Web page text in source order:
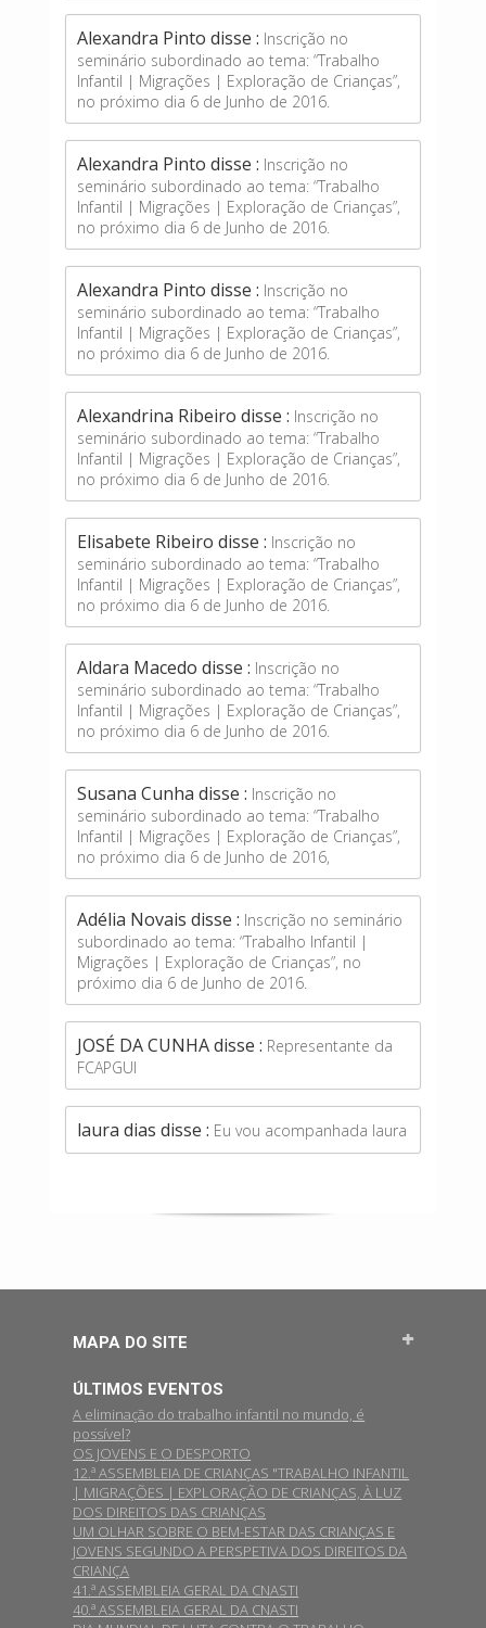
Alexandra Pinto disse : Inscrição no
seminário subordinado ao tema: “Trabalho
Infantil | Migrações | Exploração de Crianças”,
no próximo dia 6 de Junho de 2016.
Alexandra Pinto disse : Inscrição no
seminário subordinado ao tema: “Trabalho
Infantil | Migrações | Exploração de Crianças”,
no próximo dia 6 de Junho de 2016.
Alexandra Pinto disse : Inscrição no
seminário subordinado ao tema: “Trabalho
Infantil | Migrações | Exploração de Crianças”,
no próximo dia 6 de Junho de 2016.
Alexandrina Ribeiro disse : Inscrição no
seminário subordinado ao tema: “Trabalho
Infantil | Migrações | Exploração de Crianças”,
no próximo dia 6 de Junho de 2016.
Elisabete Ribeiro disse : Inscrição no
seminário subordinado ao tema: “Trabalho
Infantil | Migrações | Exploração de Crianças”,
no próximo dia 6 de Junho de 2016.
Aldara Macedo disse : Inscrição no
seminário subordinado ao tema: “Trabalho
Infantil | Migrações | Exploração de Crianças”,
no próximo dia 6 de Junho de 2016.
Susana Cunha disse : Inscrição no
seminário subordinado ao tema: “Trabalho
Infantil | Migrações | Exploração de Crianças”,
no próximo dia 6 de Junho de 2016,
Adélia Novais disse : Inscrição no seminário
subordinado ao tema: “Trabalho Infantil |
Migrações | Exploração de Crianças”, no
próximo dia 6 de Junho de 2016.
JOSÉ DA CUNHA disse : Representante da
FCAPGUI
laura dias disse : Eu vou acompanhada laura
MAPA DO SITE
ÚLTIMOS EVENTOS
A eliminação do trabalho infantil no mundo, é
possível?
OS JOVENS E O DESPORTO
12.ª ASSEMBLEIA DE CRIANÇAS "TRABALHO INFANTIL
| MIGRAÇÕES | EXPLORAÇÃO DE CRIANÇAS, À LUZ
DOS DIREITOS DAS CRIANÇAS
UM OLHAR SOBRE O BEM-ESTAR DAS CRIANÇAS E
JOVENS SEGUNDO A PERSPETIVA DOS DIREITOS DA
CRIANÇA
41.ª ASSEMBLEIA GERAL DA CNASTI
40.ª ASSEMBLEIA GERAL DA CNASTI